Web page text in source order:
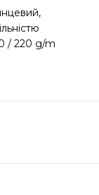
/ 220 g/m